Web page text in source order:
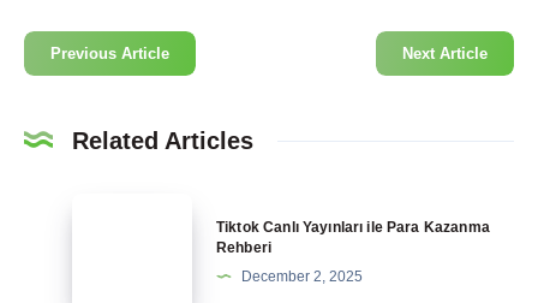
Previous Article Next Article
Related Articles
Tiktok Canlı Yayınları ile Para Kazanma
Rehberi
December 2, 2025